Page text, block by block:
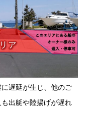
遅延が生じ、他のご
出艇や陸揚げが遅れ